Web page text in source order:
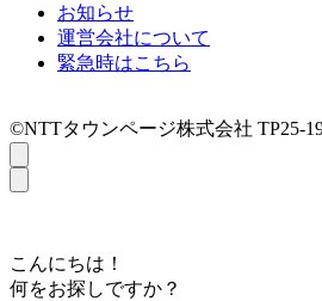
お知らせ
運営会社について
緊急時はこちら
©NTTタウンページ株式会社 TP25-
こんにちは！
何をお探しですか？